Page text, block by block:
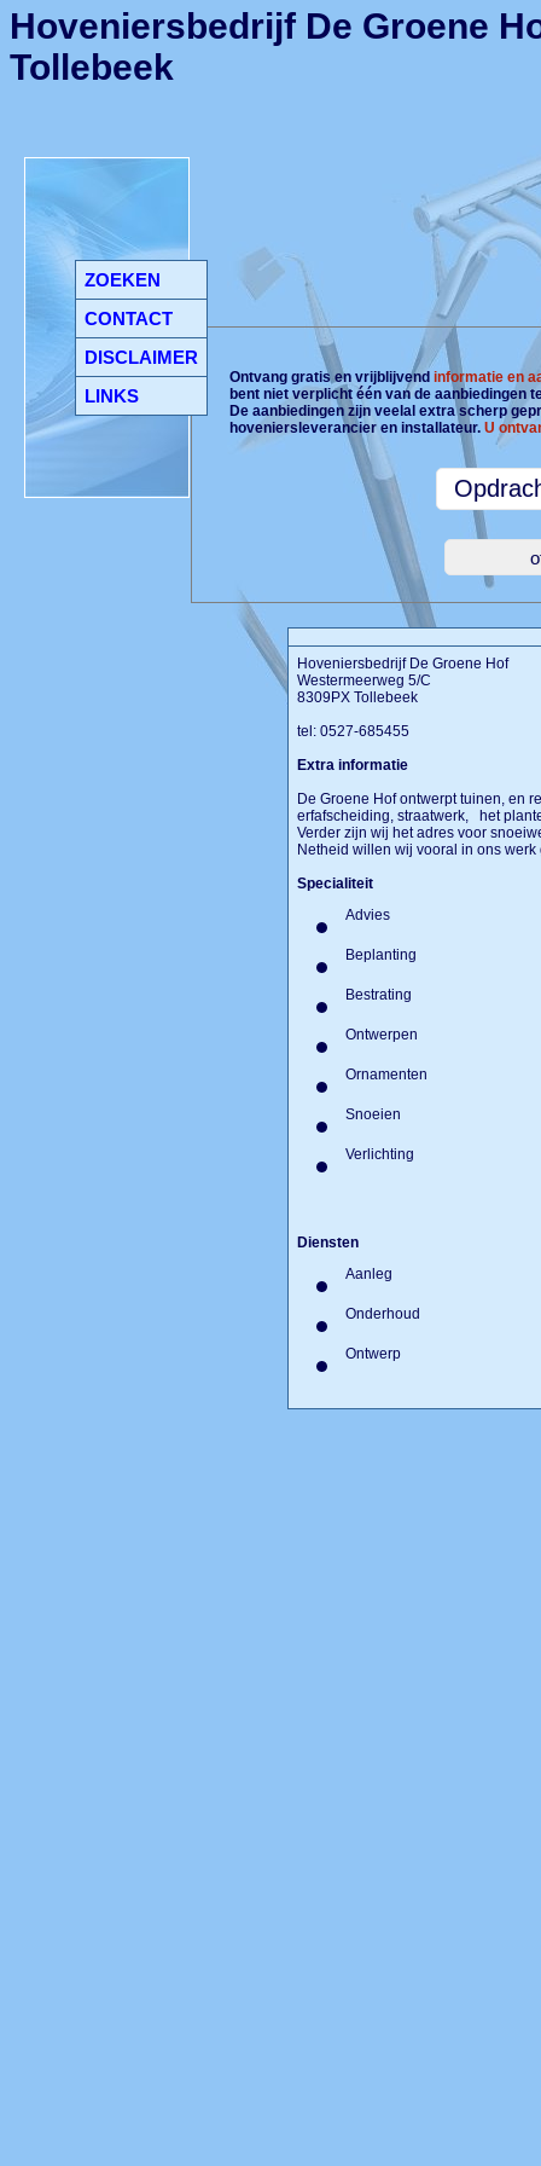
ZOEKEN
CONTACT
DISCLAIMER
LINKS
Hoveniersbedrijf De Groene
Tollebeek
Ontvang gratis en vrijblijvendinformatie en
bent niet verplicht één van de aanbiedingen
De aanbiedingen zijn veelal extra scherp
hoveniersleverancier en installateur.U
Hoveniersbedrijf De Groene Hof
Westermeerweg 5/C
8309PX Tollebeek
tel: 0527-685455
Extra informatie
De Groene Hof ontwerpt tuinen, en
erfafscheiding, straatwerk, het
Verder zijn wij het adres voor
Netheid willen wij vooral in ons werk
Specialiteit
Advies
Beplanting
Bestrating
Ontwerpen
Ornamenten
Snoeien
Verlichting
Diensten
Aanleg
Onderhoud
Ontwerp